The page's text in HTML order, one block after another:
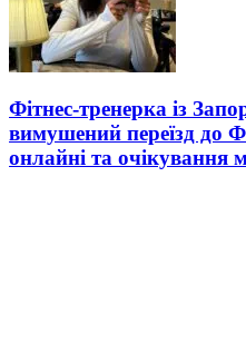
Фітнес-тренерка із
вимушений переїзд до
онлайні та очікування